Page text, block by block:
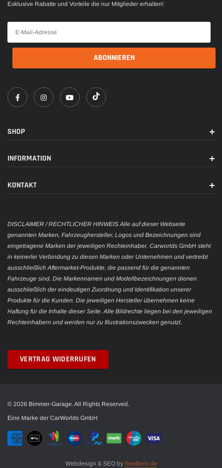
Exklusive Rabatte und Vorteile die nur Mitglieder erhalten!
SHOP
INFORMATION
KONTAKT
DISCLAIMER / RECHTLICHER HINWEIS Alle auf dieser Webseite
genannten Marken, Fahrzeughersteller, Logos und Bezeichnungen sind
eingetragene Marken der jeweiligen Rechteinhaber. Carworlds GmbH steht
in keinerlei Verbindung zu diesen Marken oder Unternehmen und vertreibt
ausschließlich Aftermarket-Produkte, die passend für die genannten
Fahrzeuge sind. Die Markennamen und Modellbezeichnungen dienen
ausschließlich der eindeutigen Zuordnung und Identifikation unserer
Produkte für die Kunden. Die jeweiligen Hersteller übernehmen keine
Haftung für die Inhalte dieser Seite. Alle Bildrechte liegen bei den jeweiligen
Rechteinhabern und werden nur zu Illustrationszwecken genutzt.
VERTRAG WIDERRUFEN
© 2026 Bimmer-Garage. All Rights Reserved.
Eine Marke der CarWorlds GmbH
Webdesign & SEO by SeoBero.de